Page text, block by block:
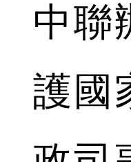
中聯
護國